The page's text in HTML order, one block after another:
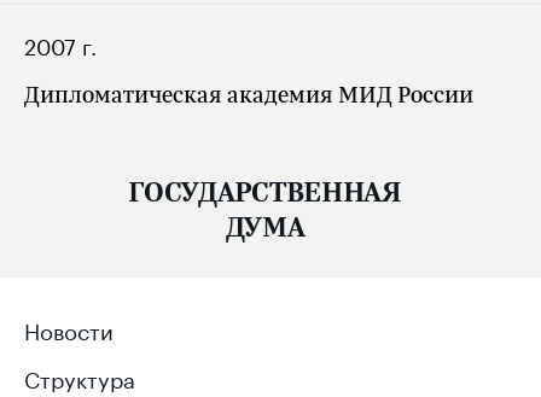
2007 г.
Дипломатическая академия МИД России
ГОСУДАРСТВЕННАЯ
ДУМА
Новости
Структура